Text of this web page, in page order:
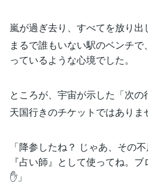
嵐が過ぎ去り、すべてを放り出
まるで誰もいない駅のベンチ
っているような心境でした。
ところが、宇宙が示した「次の
天国行きのチケットではありま
「降参したね？ じゃあ、その
『占い師』として使ってね。
✋」